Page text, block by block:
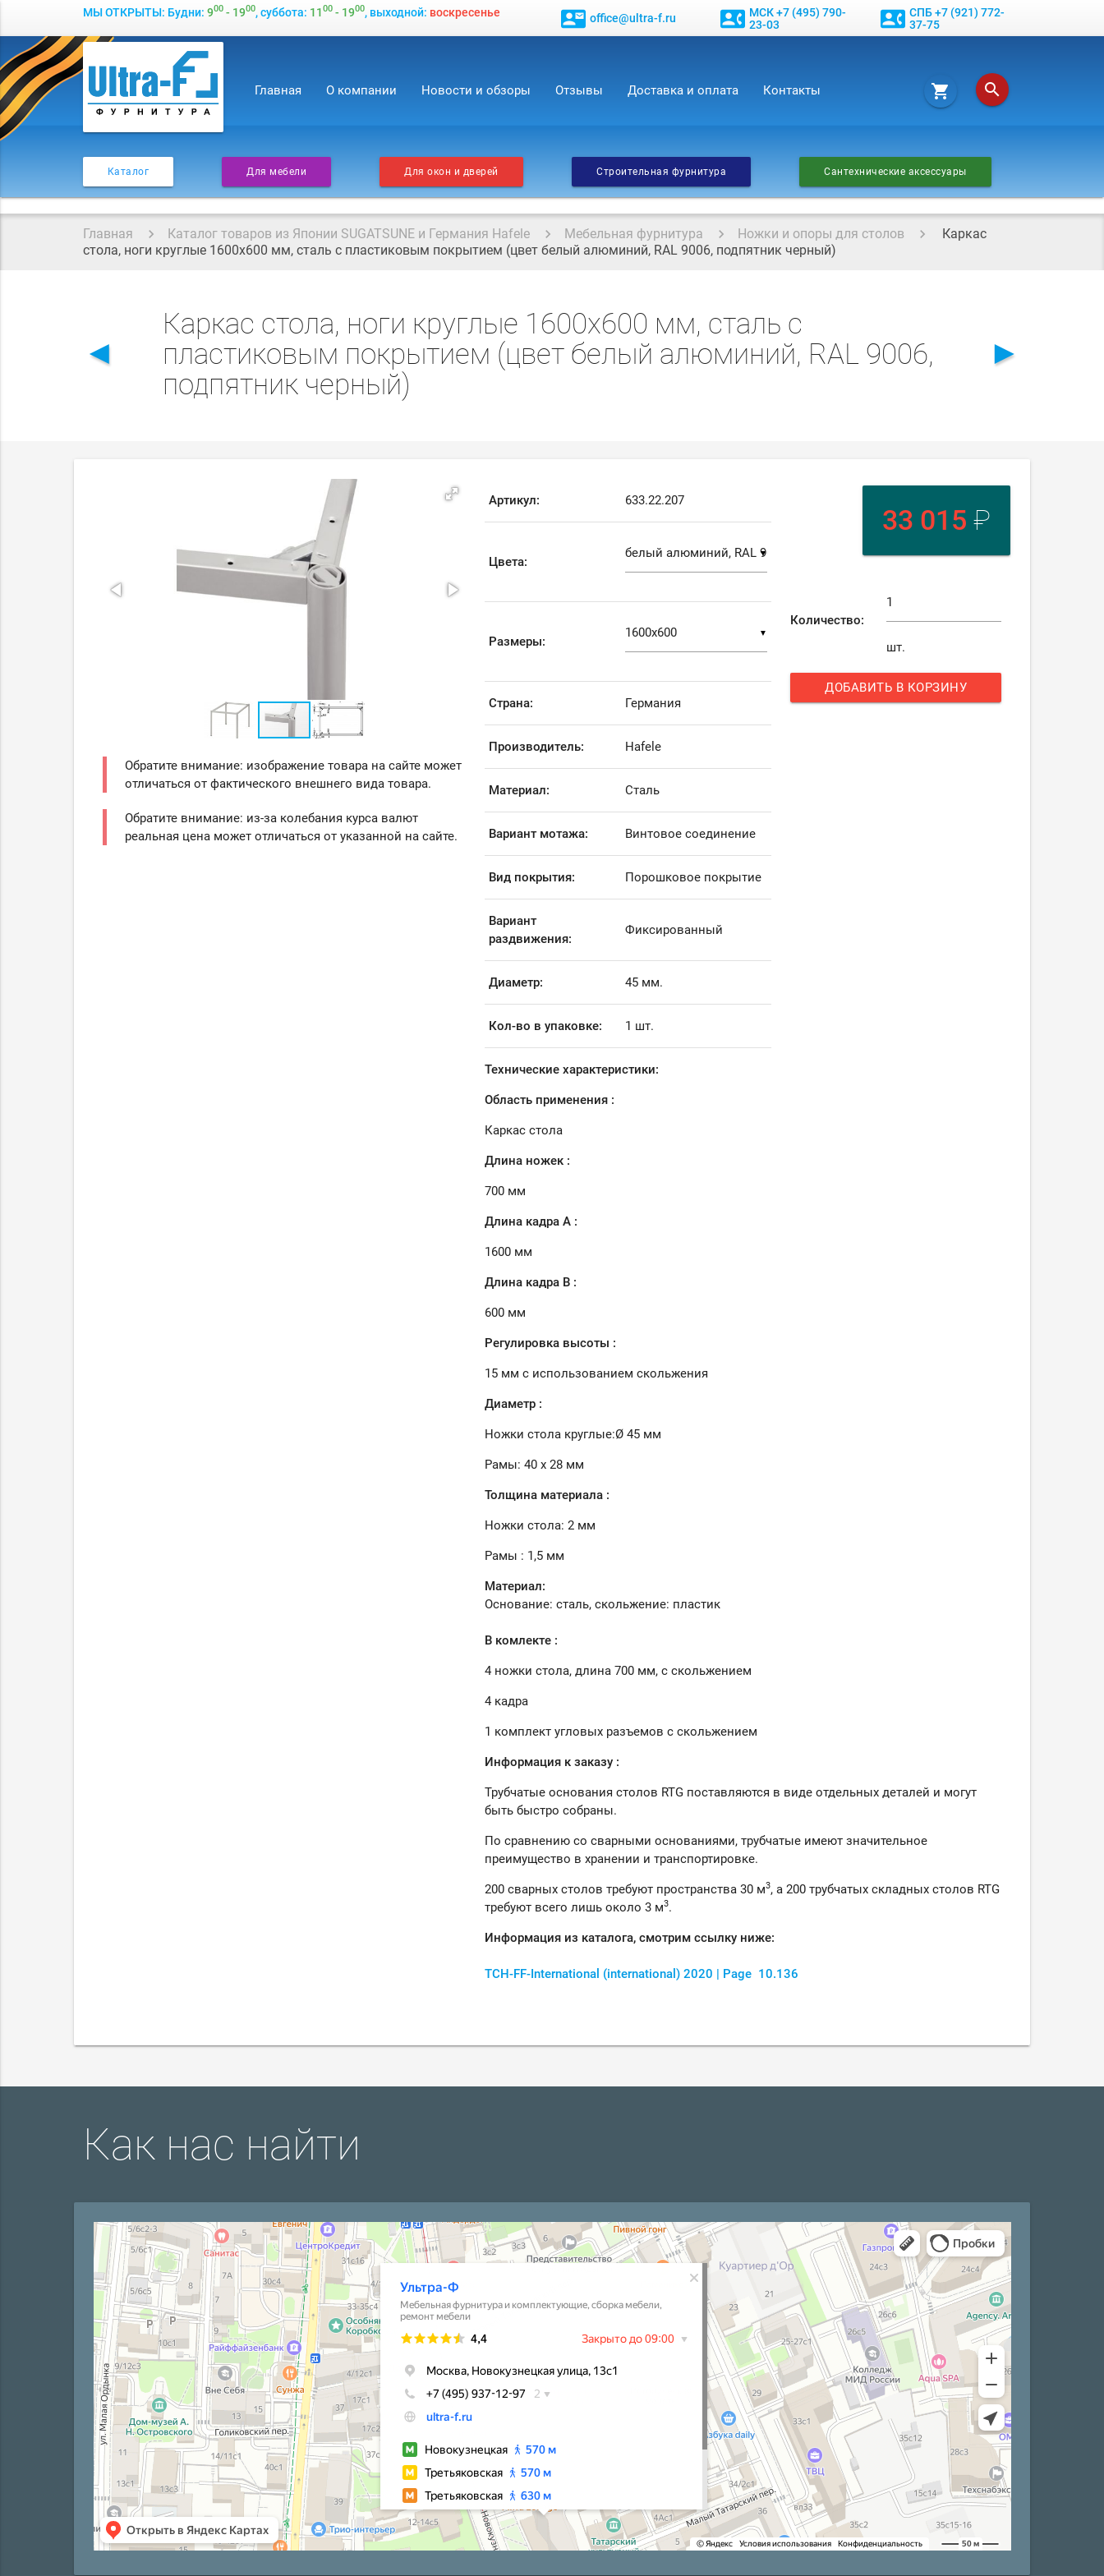
МЫ ОТКРЫТЫ: Будни: 900- 1900, суббота: 1100- 1900, выходной: воскресенье contact_mail office@ultra-f.ru contact_phone МСК +7 (495) 790-
23-03
contact_phone СПБ +7 (921) 772-
37-75
Главная О компании Новости и обзоры Отзывы Доставка и оплата Контакты shopping_cart search
Каталог Для мебели Для окон и дверей Строительная фурнитура Сантехнические аксессуары
Главная Каталог товаров из Японии SUGATSUNE и Германия Hafele Мебельная фурнитура Ножки и опоры для столов
Каркас
стола, ноги круглые 1600х600 мм, сталь с пластиковым покрытием (цвет белый алюминий, RAL 9006, подпятник черный)
◄
Каркас стола, ноги круглые 1600х600 мм, сталь с
пластиковым покрытием (цвет белый алюминий, RAL 9006,
подпятник черный)
►
Обратите внимание: изображение товара на сайте может
отличаться от фактического внешнего вида товара.
Обратите внимание: из-за колебания курса валют
реальная цена может отличаться от указанной на сайте.
Артикул: 633.22.207
Цвета:
▼
Размеры:
▼
Страна: Германия
Производитель: Hafele
Материал: Сталь
Вариант мотажа: Винтовое соединение
Вид покрытия: Порошковое покрытие
Вариант
раздвижения:
Фиксированный
Диаметр: 45 мм.
Кол-во в упаковке: 1 шт.
33 015 ₽
Количество:
шт.
ДОБАВИТЬ В КОРЗИНУ
Технические характеристики:
Область применения :
Каркас стола
Длина ножек :
700 мм
Длина кадра А :
1600 мм
Длина кадра В :
600 мм
Регулировка высоты :
15 мм с использованием скольжения
Диаметр :
Ножки стола круглые:Ø 45 мм
Рамы: 40 x 28 мм
Толщина материала :
Ножки стола: 2 мм
Рамы : 1,5 мм
Материал:
Основание: сталь, скольжение: пластик
В комлекте :
4 ножки стола, длина 700 мм, с скольжением
4 кадра
1 комплект угловых разъемов с скольжением
Информация к заказу :
Трубчатые основания столов RTG поставляются в виде отдельных деталей и могут
быть быстро собраны.
По сравнению со сварными основаниями, трубчатые имеют значительное
преимущество в хранении и транспортировке.
200 сварных столов требуют пространства 30 м3, а 200 трубчатых складных столов RTG
требуют всего лишь около 3 м3.
Информация из каталога, смотрим ссылку ниже:
TCH-FF-International (international) 2020 | Page 10.136
Как нас найти